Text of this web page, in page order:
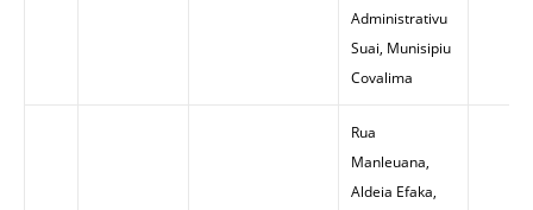
Administrativu
Suai, Munisipiu
Covalima
Rua
Manleuana,
Aldeia Efaka,